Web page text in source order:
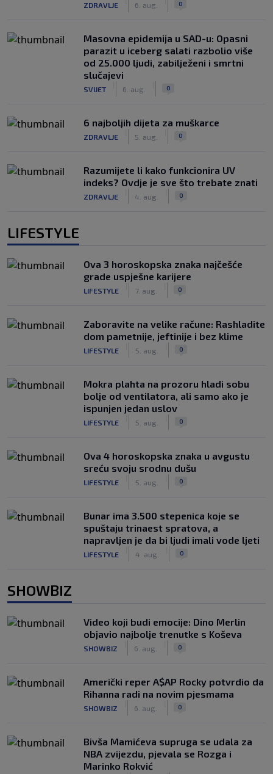
ZDRAVLJE 6. aug. 0
Masovna epidemija u SAD-u: Opasni
parazit u iceberg salati razbolio više
od 25.000 ljudi, zabilježeni i smrtni
slučajevi
SVIJET 6. aug. 0
6 najboljih dijeta za muškarce
ZDRAVLJE 5. aug. 0
Razumijete li kako funkcionira UV
indeks? Ovdje je sve što trebate znati
ZDRAVLJE 4. aug. 0
LIFESTYLE
Ova 3 horoskopska znaka najčešće
grade uspješne karijere
LIFESTYLE 7. aug. 0
Zaboravite na velike račune: Rashladite
dom pametnije, jeftinije i bez klime
LIFESTYLE 5. aug. 0
Mokra plahta na prozoru hladi sobu
bolje od ventilatora, ali samo ako je
ispunjen jedan uslov
LIFESTYLE 5. aug. 0
Ova 4 horoskopska znaka u avgustu
sreću svoju srodnu dušu
LIFESTYLE 5. aug. 0
Bunar imа 3.500 stepenica koje se
spuštaju trinaest spratova, a
napravljen je da bi ljudi imali vode ljeti
LIFESTYLE 4. aug. 0
SHOWBIZ
Video koji budi emocije: Dino Merlin
objavio najbolje trenutke s Koševa
SHOWBIZ 6. aug. 0
Američki reper A$AP Rocky potvrdio da
Rihanna radi na novim pjesmama
SHOWBIZ 6. aug. 0
Bivša Mamićeva supruga se udala za
NBA zvijezdu, pjevala se Rozga i
Marinko Rokvić